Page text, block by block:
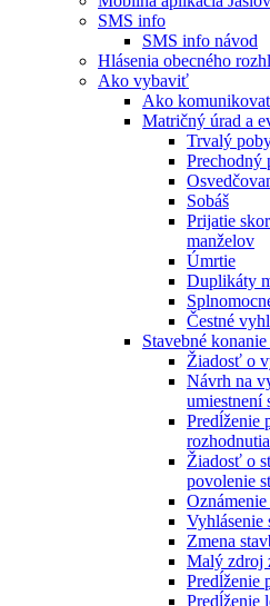
SMS info
SMS info návod
Hlásenia obecného
Ako vybaviť
Ako
Matričný úrad a
Trvalý
Prechodný
Sobáš
Prijatie
manželov
Úmrtie
Duplikáty
Čestné
Stavebné
Žiadosť o
Návrh na
umiestnení
Predĺženie
rozhodnutia
Žiadosť o
povolenie
Vyhlásenie
Zmena
Malý zdroj
Predĺženie
Predĺženie